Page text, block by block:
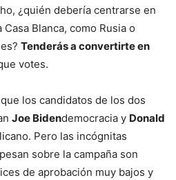
¿quién debería centrarse en
Blanca, como Rusia o
Tenderás a convertirte en
votes.
los candidatos de los dos
Joe Bidendemocracia y Donald
Pero las incógnitas
sobre la campaña son
de aprobación muy bajos y